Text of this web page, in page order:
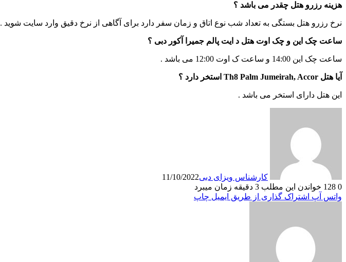
هزینه رزرو هتل چقدر می باشد ؟
نرخ رزرو هتل بستگی به تعداد شب نوع اتاق و زمان سفر دارد برای آگاهی از نرخ دقیق وارد سایت شوید .
ساعت چک این و چک اوت هتل د ایت پالم جمیرا آکور دبی ؟
ساعت چک این 14:00 و ساعت ک اوت 12:00 می باشد .
آیا هتل Th8 Palm Jumeirah, Accor استخر دارد ؟
این هتل دارای استخر می باشد .
کارشناس ویزای دبی11/10/2022
0
خواندن این مطلب 3 دقیقه زمان میبرد
واتس آپ اشتراک گذاری از طریق ایمیل چاپ